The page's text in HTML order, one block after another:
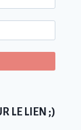
LE LIEN ;)